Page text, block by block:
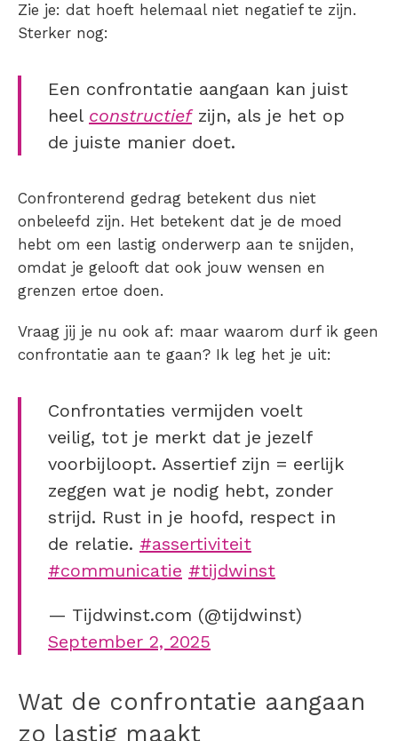
Zie je: dat hoeft helemaal niet negatief te zijn.
Sterker nog:
Een confrontatie aangaan kan juist
heel constructiefzijn, als je het op
de juiste manier doet.
Confronterend gedrag betekent dus niet
onbeleefd zijn. Het betekent dat je de moed
hebt om een lastig onderwerp aan te snijden,
omdat je gelooft dat ook jouw wensen en
grenzen ertoe doen.
Vraag jij je nu ook af: maar waarom durf ik geen
confrontatie aan te gaan? Ik leg het je uit:
Confrontaties vermijden voelt
veilig, tot je merkt dat je jezelf
voorbijloopt. Assertief zijn = eerlijk
zeggen wat je nodig hebt, zonder
strijd. Rust in je hoofd, respect in
de relatie. #assertiviteit
#communicatie #tijdwinst
— Tijdwinst.com (@tijdwinst)
September 2, 2025
Wat de confrontatie aangaan
zo lastig maakt